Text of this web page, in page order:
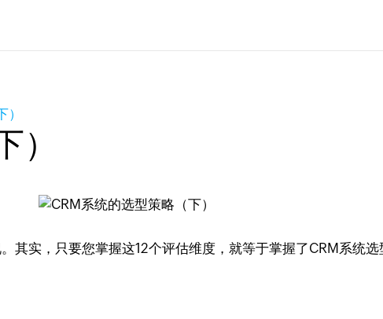
其实，只要您掌握这12个评估维度，就等于掌握了CRM系统